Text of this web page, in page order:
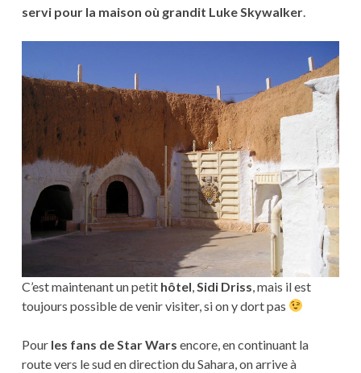
servi pour la maison où grandit Luke Skywalker.
C’est maintenant un petit hôtel Sidi Driss , mais il est
toujours possible de venir visiter, si on y dort pas
Pour les fans de Star Wars encore, en continuant la
route vers le sud en direction du Sahara, on arrive à